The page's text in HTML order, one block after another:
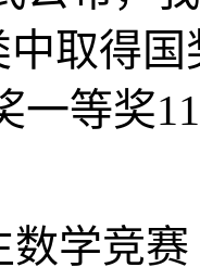
取得
一等奖
学竞赛